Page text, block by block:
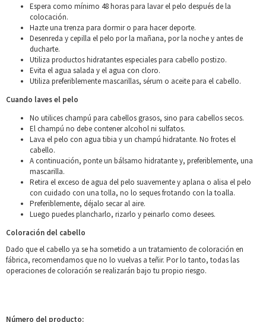
Espera como mínimo 48 horas para lavar el pelo después de la
colocación.
Hazte una trenza para dormir o para hacer deporte.
Desenreda y cepilla el pelo por la mañana, por la noche y antes de
ducharte.
Utiliza productos hidratantes especiales para cabello postizo.
Evita el agua salada y el agua con cloro.
Utiliza preferiblemente mascarillas, sérum o aceite para el cabello.
Cuando laves el pelo
No utilices champú para cabellos grasos, sino para cabellos secos.
El champú no debe contener alcohol ni sulfatos.
Lava el pelo con agua tibia y un champú hidratante. No frotes el
cabello.
A continuación, ponte un bálsamo hidratante y, preferiblemente, una
mascarilla.
Retira el exceso de agua del pelo suavemente y aplana o alisa el pelo
con cuidado con una tolla, no lo seques frotando con la toalla.
Preferiblemente, déjalo secar al aire.
Luego puedes plancharlo, rizarlo y peinarlo como desees.
Coloración del cabello
Dado que el cabello ya se ha sometido a un tratamiento de coloración en
fábrica, recomendamos que no lo vuelvas a teñir. Por lo tanto, todas las
operaciones de coloración se realizarán bajo tu propio riesgo.
Número del producto: